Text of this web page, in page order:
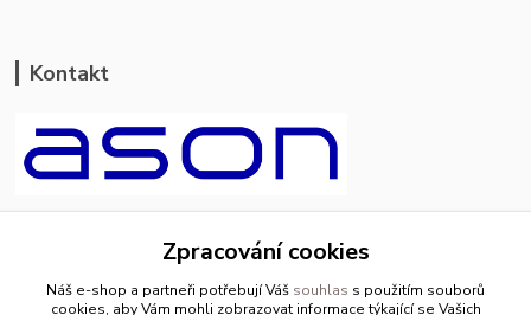
Kontakt
+420 799 500 769
pracovní dny 8-11hod.,13-15hod.
Zpracování cookies
Náš e-shop a partneři potřebují Váš souhlas s použitím souborů
cookies, aby Vám mohli zobrazovat informace týkající se Vašich